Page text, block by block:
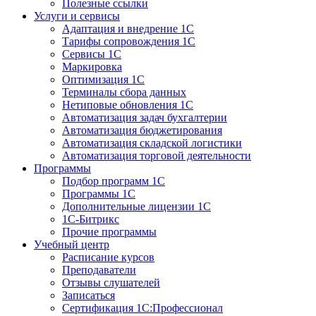
Полезные ссылки
Услуги и сервисы
Адаптация и внедрение 1С
Тарифы сопровождения 1С
Сервисы 1С
Маркировка
Оптимизация 1С
Терминалы сбора данных
Нетиповые обновления 1С
Автоматизация задач бухгалтерии
Автоматизация бюджетирования
Автоматизация складской логистики
Автоматизация торговой деятельности
Программы
Подбор программ 1С
Программы 1С
Дополнительные лицензии 1С
1С-Битрикс
Прочие программы
Учебный центр
Расписание курсов
Преподаватели
Отзывы слушателей
Записаться
Сертификация 1С:Профессионал